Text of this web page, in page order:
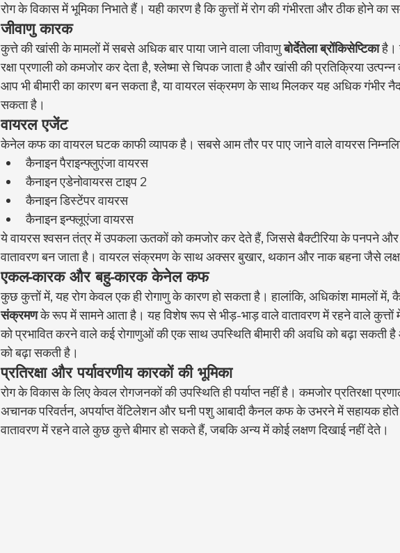
रोग के विकास में भूमिका निभाते हैं। यही कारण है कि कुत्तों में रोग की गंभीरता और ठीक होने
जीवाणु कारक
कुत्ते की खांसी के मामलों में सबसे अधिक बार पाया जाने वाला जीवाणु बोर्देतेला ब्रोंकिसेप्टिका है।
रक्षा प्रणाली को कमजोर कर देता है, श्लेष्मा से चिपक जाता है और खांसी की प्रतिक्रिया
आप भी बीमारी का कारण बन सकता है, या वायरल संक्रमण के साथ मिलकर यह अधिक गंभीर
सकता है।
वायरल एजेंट
केनेल कफ का वायरल घटक काफी व्यापक है। सबसे आम तौर पर पाए जाने वाले वायरस
कैनाइन पैराइन्फ्लुएंजा वायरस
कैनाइन एडेनोवायरस टाइप 2
कैनाइन डिस्टेंपर वायरस
कैनाइन इन्फ्लूएंजा वायरस
ये वायरस श्वसन तंत्र में उपकला ऊतकों को कमजोर कर देते हैं, जिससे बैक्टीरिया के पनपने
वातावरण बन जाता है। वायरल संक्रमण के साथ अक्सर बुखार, थकान और नाक बहना जैसे
एकल-कारक और बहु-कारक केनेल कफ
कुछ कुत्तों में, यह रोग केवल एक ही रोगाणु के कारण हो सकता है। हालांकि, अधिकांश मामलों
संक्रमण के रूप में सामने आता है। यह विशेष रूप से भीड़-भाड़ वाले वातावरण में रहने वाले
को प्रभावित करने वाले कई रोगाणुओं की एक साथ उपस्थिति बीमारी की अवधि को बढ़ा
को बढ़ा सकती है।
प्रतिरक्षा और पर्यावरणीय कारकों की भूमिका
रोग के विकास के लिए केवल रोगजनकों की उपस्थिति ही पर्याप्त नहीं है। कमजोर प्रतिरक्षा
अचानक परिवर्तन, अपर्याप्त वेंटिलेशन और घनी पशु आबादी कैनल कफ के उभरने में सहायक
वातावरण में रहने वाले कुछ कुत्ते बीमार हो सकते हैं, जबकि अन्य में कोई लक्षण दिखाई नहीं देते।